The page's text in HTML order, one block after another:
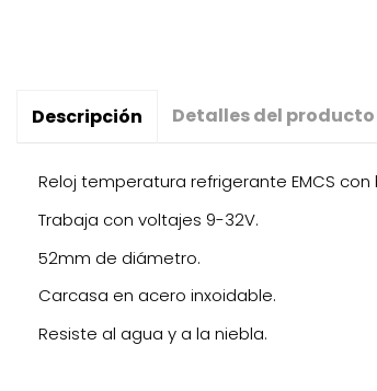
Descripción Detalles del producto
Reloj temperatura refrigerante EMCS con
Trabaja con voltajes 9-32V.
52mm de diámetro.
Carcasa en acero inxoidable.
Resiste al agua y a la niebla.